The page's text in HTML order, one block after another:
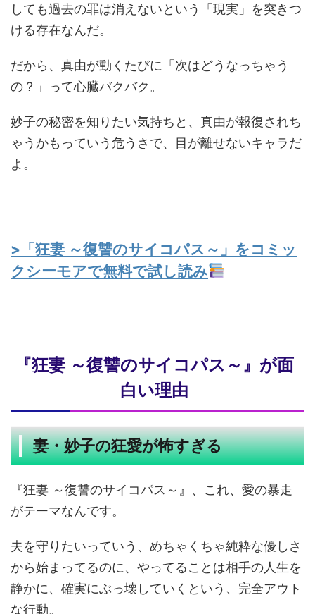
しても過去の罪は消えないという「現実」を突きつ
ける存在なんだ。
だから、真由が動くたびに「次はどうなっちゃう
の？」って心臓バクバク。
妙子の秘密を知りたい気持ちと、真由が報復されち
ゃうかもっていう危うさで、目が離せないキャラだ
よ。
>「狂妻 ～復讐のサイコパス～」をコミッ
クシーモアで無料で試し読み
『狂妻 ～復讐のサイコパス～』が面
白い理由
妻・妙子の狂愛が怖すぎる
『狂妻 ～復讐のサイコパス～』、これ、愛の暴走
がテーマなんです。
夫を守りたいっていう、めちゃくちゃ純粋な優しさ
から始まってるのに、やってることは相手の人生を
静かに、確実にぶっ壊していくという、完全アウト
な行動。